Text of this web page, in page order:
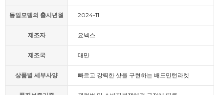
동일모델의 출시년월 2024-11
제조자 요넥스
제조국 대만
상품별 세부사양 빠르고 강력한 샷을 구현하는 배드민턴라켓